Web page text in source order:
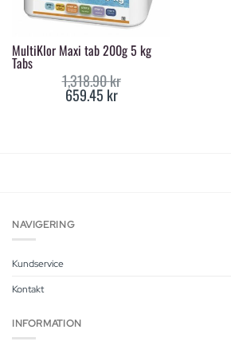
MultiKlor Maxi tab 200g 5 kg
Tabs
1,318.90kr
Original
price
659.45 krCurrent
price
NAVIGERING
Kundservice
Kontakt
INFORMATION